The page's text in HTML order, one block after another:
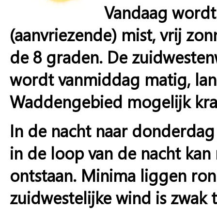
Vandaag
(aanvriezende) mist, vrij
de 8 graden. De
wordt vanmiddag matig,
Waddengebied mogelijk
In de nacht naar
in de loop van de nacht
ontstaan. Minima liggen
zuidwestelijke wind is zwak